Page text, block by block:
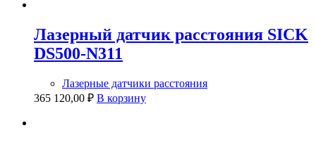
Лазерный датчик расстояния SICK
DS500-N311
Лазерные датчики расстояния
365 120,00 ₽ В корзину